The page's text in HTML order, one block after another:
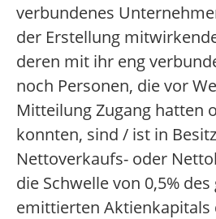
verbundenes
der Erstellung
deren mit ihr eng
noch Personen, die vor
Mitteilung Zugang hatten
konnten, sind / ist in
Nettoverkaufs- oder
die Schwelle von 0,5%
emittierten Aktienkapitals